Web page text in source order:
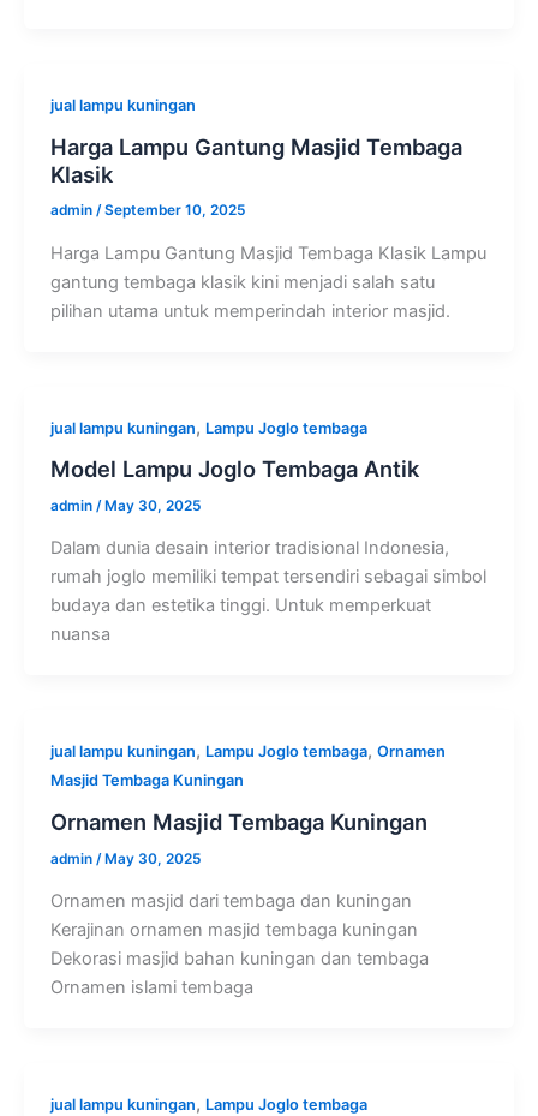
jual lampu kuningan
Harga Lampu Gantung Masjid Tembaga
Klasik
admin /September 10, 2025
Harga Lampu Gantung Masjid Tembaga Klasik Lampu
gantung tembaga klasik kini menjadi salah satu
pilihan utama untuk memperindah interior masjid.
jual lampu kuningan, Lampu Joglo tembaga
Model Lampu Joglo Tembaga Antik
admin / May 30, 2025
Dalam dunia desain interior tradisional Indonesia,
rumah joglo memiliki tempat tersendiri sebagai simbol
budaya dan estetika tinggi. Untuk memperkuat
nuansa
jual lampu kuningan, Lampu Joglo tembaga, Ornamen
Masjid Tembaga Kuningan
Ornamen Masjid Tembaga Kuningan
admin / May 30, 2025
Ornamen masjid dari tembaga dan kuningan
Kerajinan ornamen masjid tembaga kuningan
Dekorasi masjid bahan kuningan dan tembaga
Ornamen islami tembaga
jual lampu kuningan, Lampu Joglo tembaga